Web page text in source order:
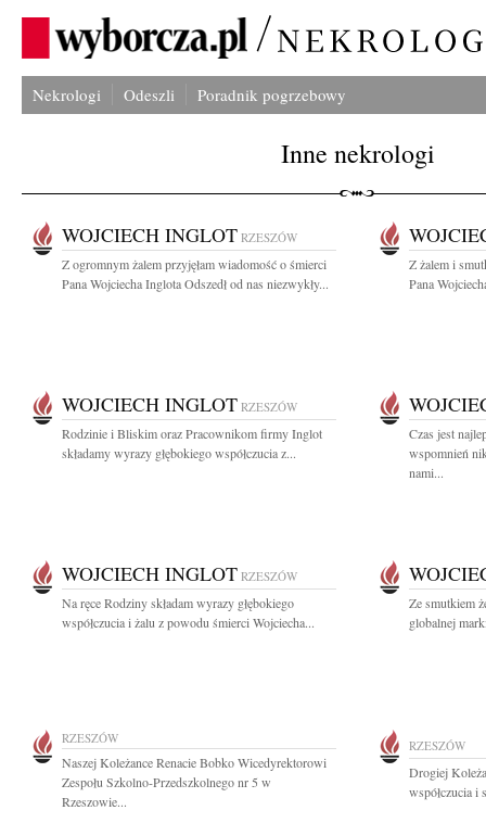
Nekrologi Odeszli Poradnik pogrzebowy
Inne nekrologi
WOJCIECH INGLOT RZESZÓW
Z ogromnym żalem przyjęłam wiadomość o śmierci
Pana Wojciecha Inglota Odszedł od nas niezwykły...
Z żalem i
Pana
WOJCIECH INGLOT RZESZÓW
Rodzinie i Bliskim oraz Pracownikom firmy Inglot
składamy wyrazy głębokiego współczucia z...
Czas jest
wspomnień
nami...
WOJCIECH INGLOT RZESZÓW
Na ręce Rodziny składam wyrazy głębokiego
współczucia i żalu z powodu śmierci Wojciecha...
Ze smutkiem
globalnej
RZESZÓW
Naszej Koleżance Renacie Bobko Wicedyrektorowi
Zespołu Szkolno-Przedszkolnego nr 5 w
Rzeszowie...
RZESZÓW
Drogiej
współczucia i